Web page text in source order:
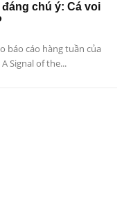
chú ý: Cá voi
báo cáo hàng tuần của
Signal of the...